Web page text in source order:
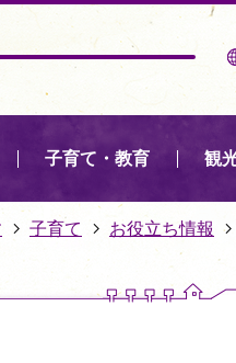
子育て・教育 観
子育て お役立ち情報